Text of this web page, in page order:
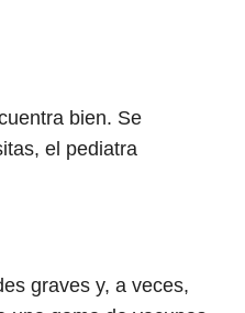
bien. Se
el pediatra
graves y, a veces,